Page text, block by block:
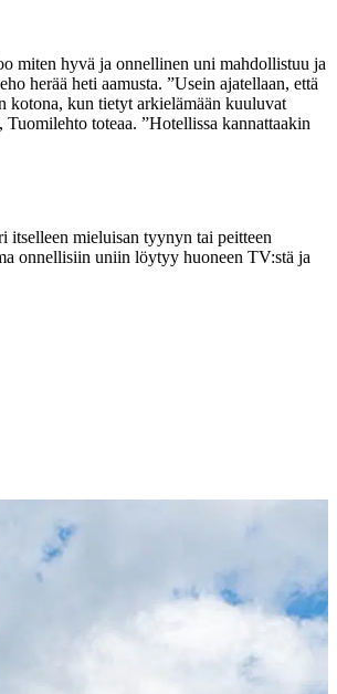
miten hyvä ja onnellinen uni mahdollistuu ja
herää heti aamusta. ”Usein ajatellaan, että
kotona, kun tietyt arkielämään kuuluvat
toteaa. ”Hotellissa kannattaakin
itselleen mieluisan tyynyn tai peitteen
onnellisiin uniin löytyy huoneen TV:stä ja